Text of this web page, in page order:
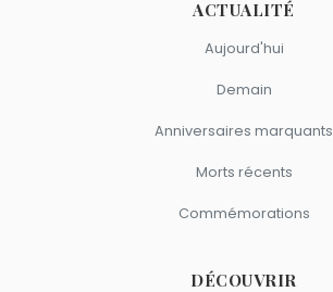
ACTUALITÉ
Aujourd'hui
Demain
Anniversaires marquants
Morts récents
Commémorations
DÉCOUVRIR